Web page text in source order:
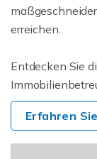
erreichen.
Entdecken Sie
Erfahren